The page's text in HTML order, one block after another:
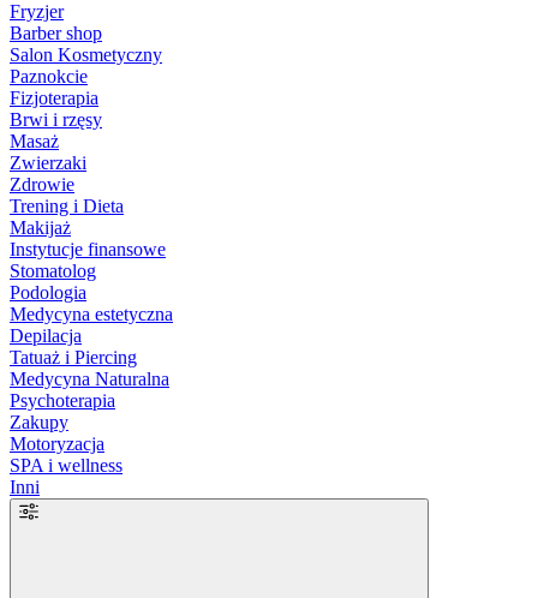
Fryzjer
Barber shop
Salon Kosmetyczny
Paznokcie
Fizjoterapia
Brwi i rzęsy
Masaż
Zwierzaki
Zdrowie
Trening i Dieta
Makijaż
Instytucje finansowe
Stomatolog
Podologia
Medycyna estetyczna
Depilacja
Tatuaż i Piercing
Medycyna Naturalna
Psychoterapia
Zakupy
Motoryzacja
SPA i wellness
Inni